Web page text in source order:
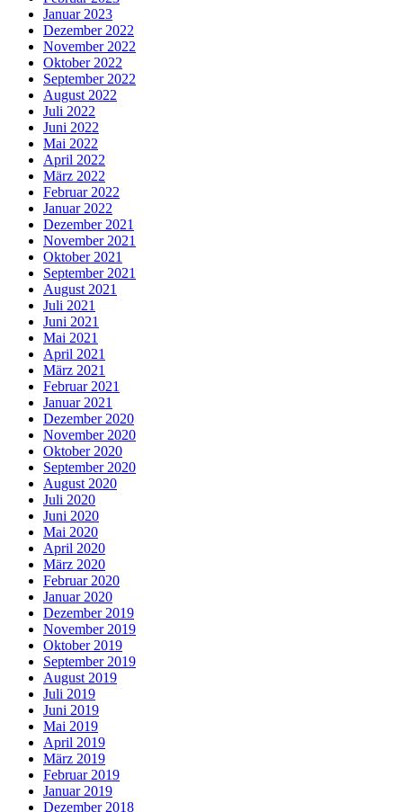
Januar 2023
Dezember 2022
November 2022
Oktober 2022
September 2022
August 2022
Juli 2022
Juni 2022
Mai 2022
April 2022
März 2022
Februar 2022
Januar 2022
Dezember 2021
November 2021
Oktober 2021
September 2021
August 2021
Juli 2021
Juni 2021
Mai 2021
April 2021
März 2021
Februar 2021
Januar 2021
Dezember 2020
November 2020
Oktober 2020
September 2020
August 2020
Juli 2020
Juni 2020
Mai 2020
April 2020
März 2020
Februar 2020
Januar 2020
Dezember 2019
November 2019
Oktober 2019
September 2019
August 2019
Juli 2019
Juni 2019
Mai 2019
April 2019
März 2019
Februar 2019
Januar 2019
Dezember 2018